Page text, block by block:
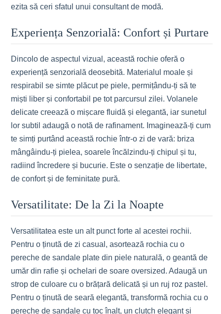
ezita să ceri sfatul unui consultant de modă.
Experiența Senzorială: Confort și Purtare
Dincolo de aspectul vizual, această rochie oferă o
experiență senzorială deosebită. Materialul moale și
respirabil se simte plăcut pe piele, permițându-ți să te
miști liber și confortabil pe tot parcursul zilei. Volanele
delicate creează o mișcare fluidă și elegantă, iar sunetul
lor subtil adaugă o notă de rafinament. Imaginează-ți cum
te simți purtând această rochie într-o zi de vară: briza
mângâindu-ți pielea, soarele încălzindu-ți chipul și tu,
radiind încredere și bucurie. Este o senzație de libertate,
de confort și de feminitate pură.
Versatilitate: De la Zi la Noapte
Versatilitatea este un alt punct forte al acestei rochii.
Pentru o ținută de zi casual, asortează rochia cu o
pereche de sandale plate din piele naturală, o geantă de
umăr din rafie și ochelari de soare oversized. Adaugă un
strop de culoare cu o brățară delicată și un ruj roz pastel.
Pentru o ținută de seară elegantă, transformă rochia cu o
pereche de sandale cu toc înalt, un clutch elegant și